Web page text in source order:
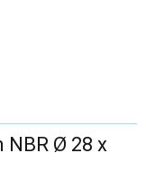
NBR Ø 28 x